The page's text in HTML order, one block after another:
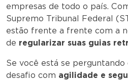
empresas de todo o país.
Supremo Tribunal Federal
estão frente a frente com a
de regularizar suas guias
Se você está se perguntando
desafio com agilidade e